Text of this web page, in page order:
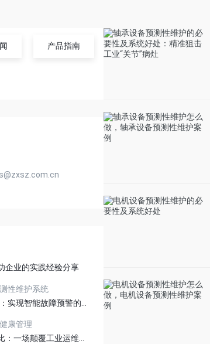
产品指南
企业的实践经验分享
性维护系统
康管理